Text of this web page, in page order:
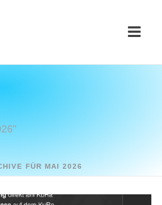
FÜR MAI 2026